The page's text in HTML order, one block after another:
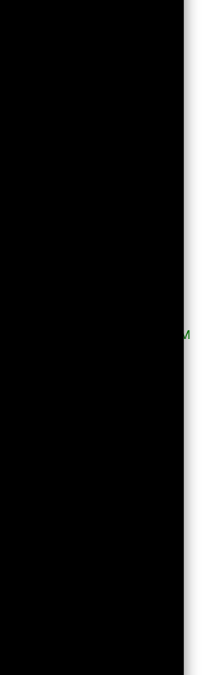
в Корюковке
в Костополе
в Котельве
такси в Коцюбинском
в Красилове
в Краснограде
в Кременце
в Кременчуге
в Кривом Роге
в Кролевце
такси в Кропивницком
в Купянске
такси в Ладыжине
в Лозовой
в Лохвице
в Лубнах
в Луцке
во Львове
в Люботине
в Малой Виске
в Малине